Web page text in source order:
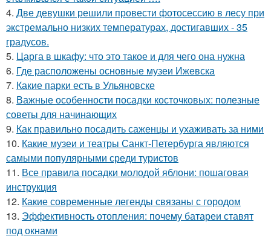
4. Две девушки решили провести фотосессию в лесу при
экстремально низких температурах, достигавших - 35
градусов.
5. Царга в шкафу: что это такое и для чего она нужна
6. Где расположены основные музеи Ижевска
7. Какие парки есть в Ульяновске
8. Важные особенности посадки косточковых: полезные
советы для начинающих
9. Как правильно посадить саженцы и ухаживать за ними
10. Какие музеи и театры Санкт-Петербурга являются
самыми популярными среди туристов
11. Все правила посадки молодой яблони: пошаговая
инструкция
12. Какие современные легенды связаны с городом
13. Эффективность отопления: почему батареи ставят
под окнами